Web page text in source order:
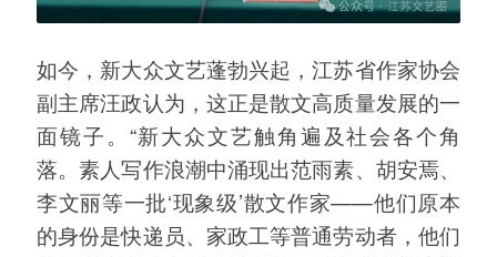
如今，新大众文艺蓬勃兴起，江苏省作家协会
副主席汪政认为，这正是散文高质量发展的一
面镜子。“新大众文艺触角遍及社会各个角
落。素人写作浪潮中涌现出范雨素、胡安焉、
李文丽等一批‘现象级’散文作家——他们原本
的身份是快递员、家政工等普通劳动者，他们